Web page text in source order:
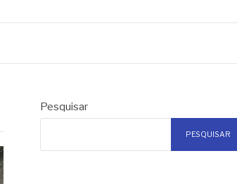
Pesquisar
PESQUISAR